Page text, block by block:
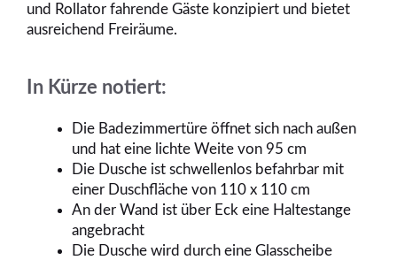
und Rollator fahrende Gäste konzipiert und bietet
ausreichend Freiräume.
In Kürze notiert:
Die Badezimmertüre öffnet sich nach außen
und hat eine lichte Weite von 95 cm
Die Dusche ist schwellenlos befahrbar mit
einer Duschfläche von 110 x 110 cm
An der Wand ist über Eck eine Haltestange
angebracht
Die Dusche wird durch eine Glasscheibe